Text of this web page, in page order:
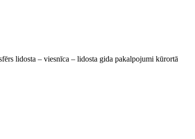
lidosta – viesnīca – lidosta gida pakalpojumi kūrortā